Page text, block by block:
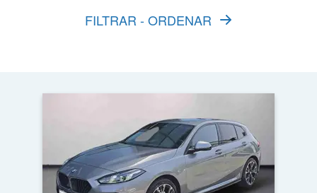
FILTRAR - ORDENAR